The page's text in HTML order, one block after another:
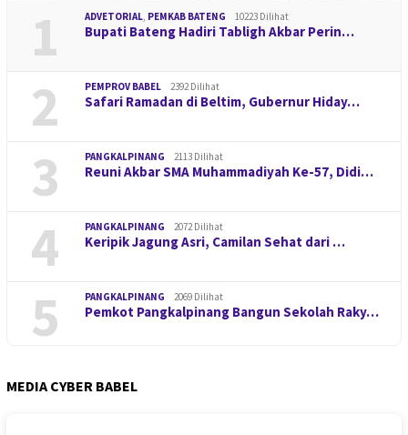
1 ADVETORIAL, PEMKAB BATENG 10223 Dilihat
Bupati Bateng Hadiri Tabligh Akbar Perin…
2 PEMPROV BABEL 2392 Dilihat
Safari Ramadan di Beltim, Gubernur Hiday…
3 PANGKALPINANG 2113 Dilihat
Reuni Akbar SMA Muhammadiyah Ke-57, Didi…
4 PANGKALPINANG 2072 Dilihat
Keripik Jagung Asri, Camilan Sehat dari …
5 PANGKALPINANG 2069 Dilihat
Pemkot Pangkalpinang Bangun Sekolah Raky…
MEDIA CYBER BABEL